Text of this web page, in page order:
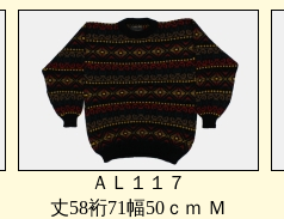
ＡＬ１１７
丈58裄71幅50ｃｍ Ｍ